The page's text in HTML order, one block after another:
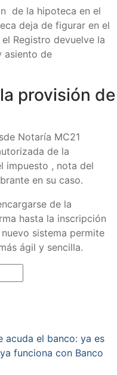
de la hipoteca en el
deja de figurar en el
Registro devuelve la
asiento de
provisión de
Notaría MC21
de la
impuesto , nota del
en su caso.
de la
hasta la inscripción
sistema permite
ágil y sencilla.
acuda el banco: ya es
funciona con Banco